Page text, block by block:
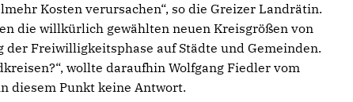
Kosten verursachen“, so die Greizer Landrätin.
die willkürlich gewählten neuen Kreisgrößen von
Freiwilligkeitsphase auf Städte und Gemeinden.
wollte daraufhin Wolfgang Fiedler vom
diesem Punkt keine Antwort.